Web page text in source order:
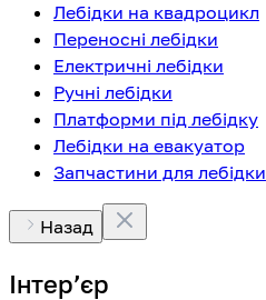
Лебідки на квадроцикл
Переносні лебідки
Електричні лебідки
Ручні лебідки
Платформи під лебідку
Лебідки на евакуатор
Запчастини для лебідки
Назад
Інтерʼєр